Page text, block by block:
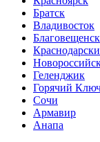
Братск
Владивосток
Благовещенск
Геленджик
Горячий
Сочи
Армавир
Анапа